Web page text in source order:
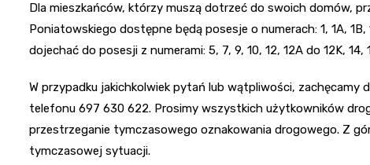
Dla mieszkańców, którzy muszą dotrzeć do swoich domów,
Poniatowskiego dostępne będą posesje o numerach: 1, 1A,
dojechać do posesji z numerami: 5, 7, 9, 10, 12, 12A do 12K, 14,
W przypadku jakichkolwiek pytań lub wątpliwości,
telefonu 697 630 622. Prosimy wszystkich użytkowników
przestrzeganie tymczasowego oznakowania drogowego. Z
tymczasowej sytuacji.